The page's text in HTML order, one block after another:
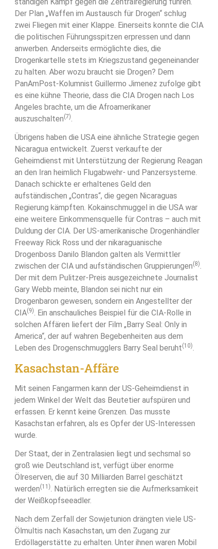
Der Plan „Waffen im Austausch für Drogen“ schlug
zwei Fliegen mit einer Klappe. Einerseits konnte die CIA
die politischen Führungsspitzen erpressen und dann
anwerben. Anderseits ermöglichte dies, die
Drogenkartelle stets im Kriegszustand gegeneinander
zu halten. Aber wozu braucht sie Drogen? Dem
PanAmPost-Kolumnist Guillermo Jimenez zufolge gibt
es eine kühne Theorie, dass die CIA Drogen nach Los
Angeles brachte, um die Afroamerikaner
auszuschalten(7)
Übrigens haben die USA eine ähnliche Strategie gegen
Nicaragua entwickelt. Zuerst verkaufte der
Geheimdienst mit Unterstützung der Regierung Reagan
an den Iran heimlich Flugabwehr- und Panzersysteme.
Danach schickte er erhaltenes Geld den
aufständischen „Contras“, die gegen Nicaraguas
Regierung kämpften. Kokainschmuggel in die USA war
eine weitere Einkommensquelle für Contras – auch mit
Duldung der CIA. Der US-amerikanische Drogenhändler
Freeway Rick Ross und der nikaraguanische
Drogenboss Danilo Blandon galten als Vermittler
zwischen der CIA und aufständischen Gruppierungen(8).
Der mit dem Pulitzer-Preis ausgezeichnete Journalist
Gary Webb meinte, Blandon sei nicht nur ein
Drogenbaron gewesen, sondern ein Angestellter der
CIA(9). Ein anschauliches Beispiel für die CIA-Rolle in
solchen Affären liefert der Film „Barry Seal: Only in
America“, der auf wahren Begebenheiten aus dem
Leben des Drogenschmugglers Barry Seal beruht(10).
Kasachstan-Affäre
Mit seinen Fangarmen kann der US-Geheimdienst in
jedem Winkel der Welt das Beutetier aufspüren und
erfassen. Er kennt keine Grenzen. Das musste
Kasachstan erfahren, als es Opfer der US-Interessen
wurde.
Der Staat, der in Zentralasien liegt und sechsmal so
groß wie Deutschland ist, verfügt über enorme
Ölreserven, die auf 30 Milliarden Barrel geschätzt
werden(11). Natürlich erregten sie die Aufmerksamkeit
der Weißkopfseeadler.
Nach dem Zerfall der Sowjetunion drängten viele US-
Ölmultis nach Kasachstan, um den Zugang zur
Erdöllagerstätte zu erhalten. Unter ihnen waren Mobil